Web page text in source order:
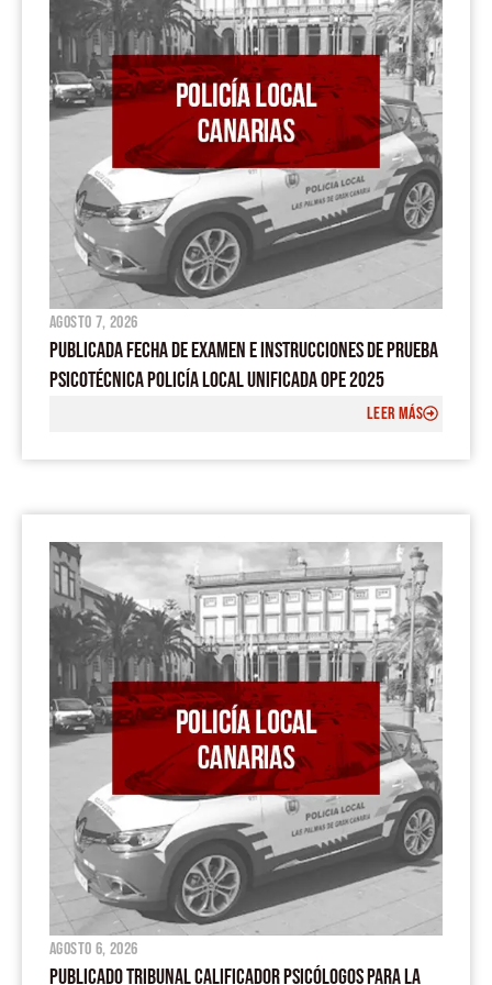
m
agosto 7, 2026
PUBLICADA FECHA DE EXAMEN E INSTRUCCIONES DE PRUEBA
PSICOTÉCNICA POLICÍA LOCAL UNIFICADA OPE 2025
LEER MÁS
agosto 6, 2026
PUBLICADO TRIBUNAL CALIFICADOR PSICÓLOGOS PARA LA